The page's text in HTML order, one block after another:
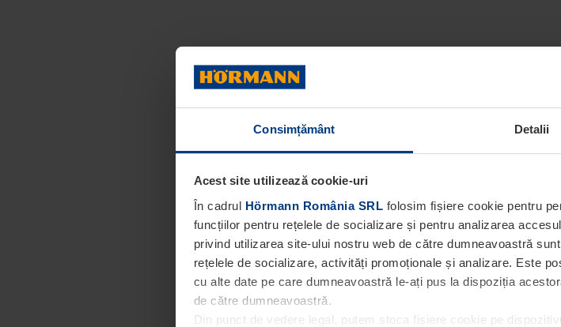
Consimțământ Detalii
Acest site utilizează cookie-uri
În cadrul Hörmann România SRL folosim fișiere cookie pentru
funcțiilor pentru rețelele de socializare și pentru analizarea
privind utilizarea site-ului nostru web de către dumneavoastră
rețelele de socializare, activități promoționale și analizare. Este
cu alte date pe care dumneavoastră le-ați pus la dispoziția
de către dumneavoastră.
Din punct de vedere legal, putem stoca fișiere cookie pe